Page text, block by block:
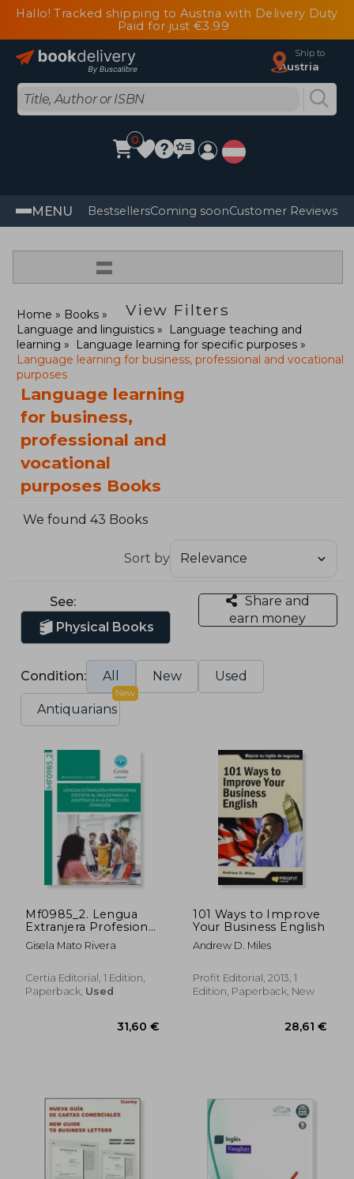
Hallo! Tracked shipping to Austria with Delivery Duty
Paid for just €3.99
Ship to
Austria
0
MENU BestsellersComing soonCustomer Reviews
=
View Filters
Home
Books
Language and linguistics
Language teaching and
learning
Language learning for specific purposes
Language learning for business, professional and vocational
purposes
Language learning
for business,
professional and
vocational
purposes Books
We found 43 Books
Sort by
See:
Physical Books
Share and
earn money
Condition: All New Used
Antiquarians
New
Mf0985_2. Lengua
Extranjera Profesional
Distinta al Inglés Para
la Asistencia a la
Gisela Mato Rivera
Certia Editorial, 1 Edition,
Paperback, Used
31,60 €
101 Ways to Improve
Your Business English
Andrew D. Miles
Profit Editorial, 2013, 1
Edition, Paperback, New